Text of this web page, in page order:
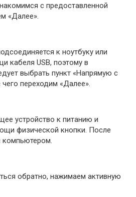
с предоставленной
«Далее».
к ноутбуку или
кабеля USB, поэтому в
выбрать пункт «Напрямую с
переходим «Далее».
устройство к питанию и
физической кнопки. После
компьютером.
обратно, нажимаем активную